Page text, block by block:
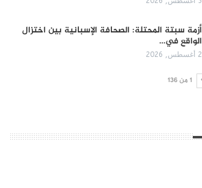
أزمة سبتة المحتلة: الصحافة الإسبانية بين اختزال
الواقع في…
2 أغسطس, 2026
1 من 136